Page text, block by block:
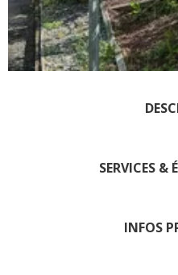
Les visites accompagnées
L'espace Georges Rouquier
Goutrens
Nos Campagnes Autrefois à
Le musée de la forge à
Artistes et artisans d'art
SERVICES &
INFOS